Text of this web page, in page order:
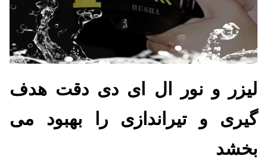
لیزر و نور ال ای دی دقت هدف
گیری و تیراندازی را بهبود می
بخشد